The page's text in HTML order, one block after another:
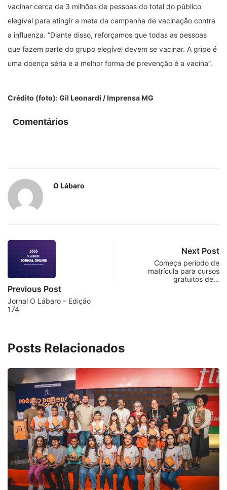
vacinar cerca de 3 milhões de pessoas do total do público
elegível para atingir a meta da campanha de vacinação contra
a influenza. “Diante disso, reforçamos que todas as pessoas
que fazem parte do grupo elegível devem se vacinar. A gripe é
uma doença séria e a melhor forma de prevenção é a vacina”.
Crédito (foto): Gil Leonardi / Imprensa MG
Comentários
O Lábaro
Previous Post
Jornal O Lábaro – Edição
174
Next Post
Começa período de
matrícula para cursos
gratuitos de…
Posts Relacionados